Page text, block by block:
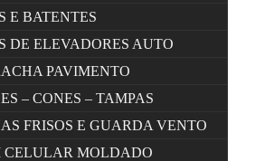
E BATENTES
DE ELEVADORES AUTO
PAVIMENTO
– CONES – TAMPAS
FRISOS E GUARDA VENTO
CELULAR MOLDADO